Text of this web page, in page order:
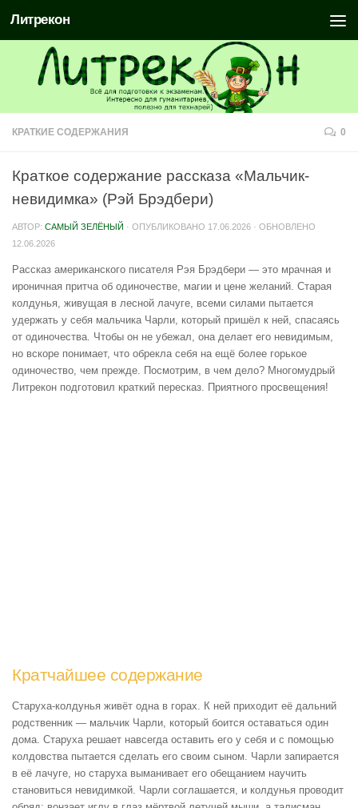
Литрекон
КРАТКИЕ СОДЕРЖАНИЯ 0
Краткое содержание рассказа «Мальчик-
невидимка» (Рэй Брэдбери)
АВТОР: САМЫЙ ЗЕЛЁНЫЙ · ОПУБЛИКОВАНО 17.06.2026 · ОБНОВЛЕНО
12.06.2026
Рассказ американского писателя Рэя Брэдбери — это мрачная и
ироничная притча об одиночестве, магии и цене желаний. Старая
колдунья, живущая в лесной лачуге, всеми силами пытается
удержать у себя мальчика Чарли, который пришёл к ней, спасаясь
от одиночества. Чтобы он не убежал, она делает его невидимым,
но вскоре понимает, что обрекла себя на ещё более горькое
одиночество, чем прежде. Посмотрим, в чем дело? Многомудрый
Литрекон подготовил краткий пересказ. Приятного просвещения!
Кратчайшее содержание
Старуха-колдунья живёт одна в горах. К ней приходит её дальний
родственник — мальчик Чарли, который боится оставаться один
дома. Старуха решает навсегда оставить его у себя и с помощью
колдовства пытается сделать его своим сыном. Чарли запирается
в её лачуге, но старуха выманивает его обещанием научить
становиться невидимкой. Чарли соглашается, и колдунья проводит